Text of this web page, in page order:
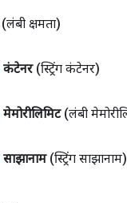
(लंबी क्षमता)
कंटेनर (स्ट्रिंग कंटेनर)
मेमोरीलिमिट (लंबी
साझानाम (स्ट्रिंग साझानाम)